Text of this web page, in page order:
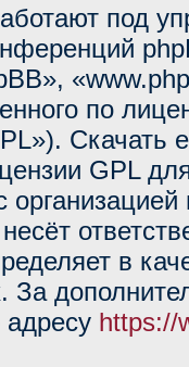
под
по
Скачать
GPL
в
За
https://